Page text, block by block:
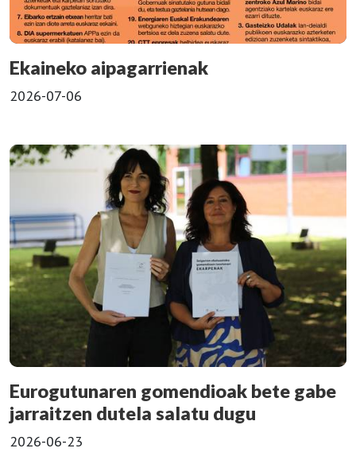
Ekaineko aipagarrienak
2026-07-06
Eurogutunaren gomendioak bete gabe
jarraitzen dutela salatu dugu
2026-06-23